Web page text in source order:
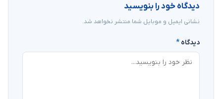
دیدگاه خود را بنویسید
نشانی ایمیل و موبایل شما منتشر نخواهد شد.
دیدگاه *